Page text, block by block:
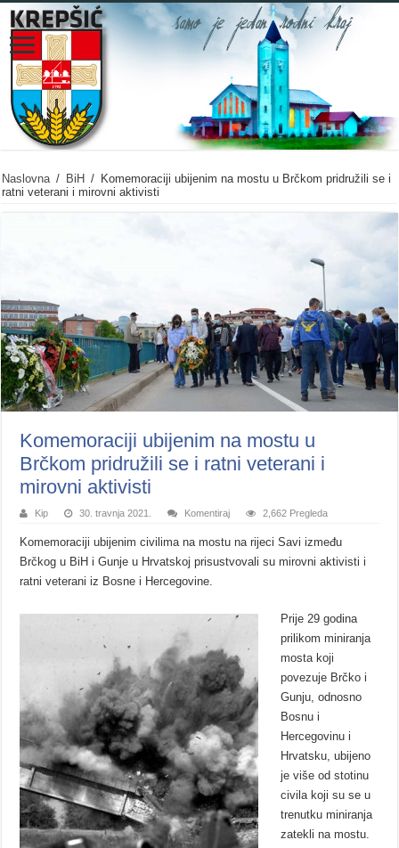
Naslovna / BiH / Komemoraciji ubijenim na mostu u Brčkom pridružili se i
ratni veterani i mirovni aktivisti
Komemoraciji ubijenim na mostu u
Brčkom pridružili se i ratni veterani i
mirovni aktivisti
Kip 30. travnja 2021. Komentiraj 2,662 Pregleda
Komemoraciji ubijenim civilima na mostu na rijeci Savi između
Brčkog u BiH i Gunje u Hrvatskoj prisustvovali su mirovni aktivisti i
ratni veterani iz Bosne i Hercegovine.
Prije 29 godina
prilikom miniranja
mosta koji
povezuje Brčko i
Gunju, odnosno
Bosnu i
Hercegovinu i
Hrvatsku, ubijeno
je više od stotinu
civila koji su se u
trenutku miniranja
zatekli na mostu.